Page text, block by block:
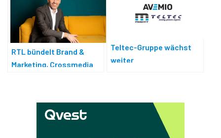
RTL bündelt Brand &
Marketing, Crossmedia
Teltec-Gruppe wächst
weiter